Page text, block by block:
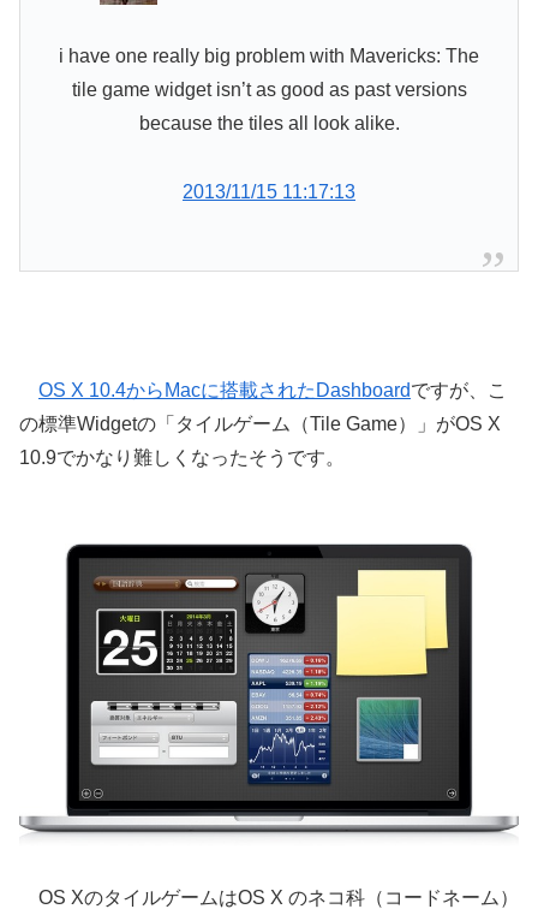
i have one really big problem with Mavericks: The
tile game widget isn’t as good as past versions
because the tiles all look alike.
2013/11/15 11:17:13
OS X 10.4からMacに搭載されたDashboardですが、こ
の標準Widgetの「タイルゲーム（Tile Game）」がOS X
10.9でかなり難しくなったそうです。
OS XのタイルゲームはOS X のネコ科（コードネーム）